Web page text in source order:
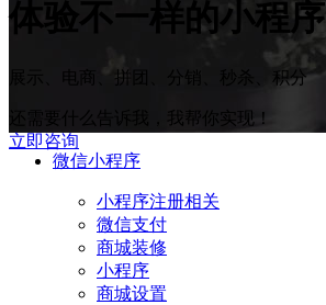
体验 不一样的小程序
展示、电商、拼团、分销、秒杀、积分
还需要什么告诉我，我帮你实现！
立即咨询
微信小程序
小程序注册相关
微信支付
商城装修
小程序
商城设置